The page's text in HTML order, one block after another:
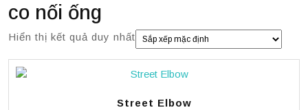
co nối ống
Hiển thị kết quả duy nhất
Street Elbow